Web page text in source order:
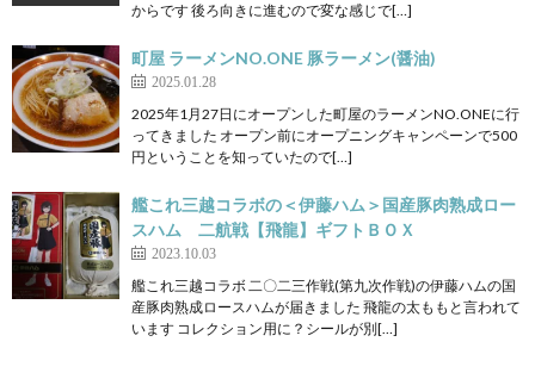
からです 後ろ向きに進むので変な感じで[…]
町屋 ラーメンNO.ONE 豚ラーメン(醤油)
2025.01.28
2025年1月27日にオープンした町屋のラーメンNO.ONEに行
ってきました オープン前にオープニングキャンペーンで500
円ということを知っていたので[…]
艦これ三越コラボの＜伊藤ハム＞国産豚肉熟成ロー
スハム 二航戦【飛龍】ギフトＢＯＸ
2023.10.03
艦これ三越コラボ 二〇二三作戦(第九次作戦)の伊藤ハムの国
産豚肉熟成ロースハムが届きました 飛龍の太ももと言われて
います コレクション用に？シールが別[…]